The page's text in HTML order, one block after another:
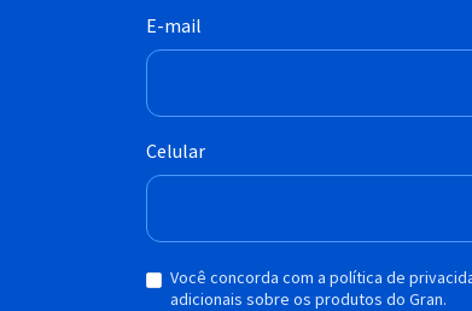
E-mail
Celular
Você concorda com a política de
adicionais sobre os produtos do Gran.